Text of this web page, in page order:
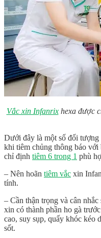
Vắc xin Infanrixhexa được
Dưới đây là một số đối
khi tiêm chủng thông báo
chỉ định tiêm 6 trong 1 phù
– Nên hoãn tiêm vắc xin
tính.
– Cần thận trọng và cân
xin có thành phần ho gà
cao, suy sụp, quấy khóc kéo
sốt.